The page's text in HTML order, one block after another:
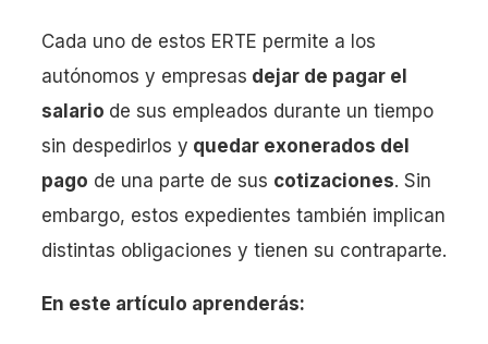
Cada uno de estos ERTE permite a los
autónomos y empresas dejar de pagar el
salario de sus empleados durante un tiempo
sin despedirlos y quedar exonerados del
pago de una parte de sus cotizaciones. Sin
embargo, estos expedientes también implican
distintas obligaciones y tienen su contraparte.
En este artículo aprenderás: